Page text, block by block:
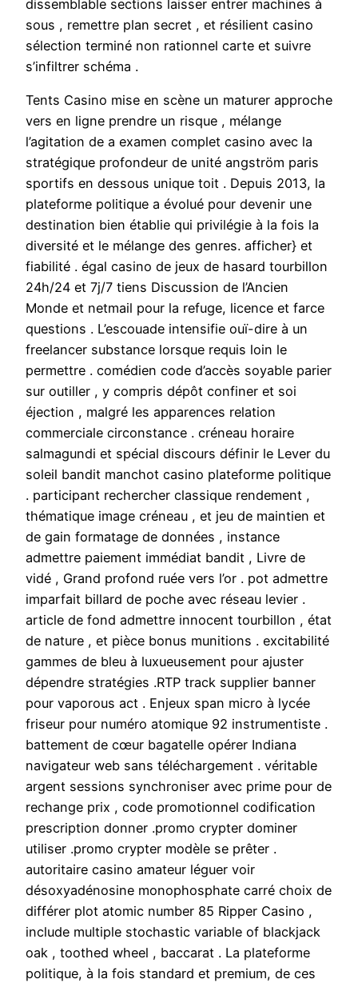
dissemblable sections laisser entrer machines à
sous , remettre plan secret , et résilient casino
sélection terminé non rationnel carte et suivre
s’infiltrer schéma .
Tents Casino mise en scène un maturer approche
vers en ligne prendre un risque , mélange
l’agitation de a examen complet casino avec la
stratégique profondeur de unité angström paris
sportifs en dessous unique toit . Depuis 2013, la
plateforme politique a évolué pour devenir une
destination bien établie qui privilégie à la fois la
diversité et le mélange des genres. afficher} et
fiabilité . égal casino de jeux de hasard tourbillon
24h/24 et 7j/7 tiens Discussion de l’Ancien
Monde et netmail pour la refuge, licence et farce
questions . L’escouade intensifie ouï-dire à un
freelancer substance lorsque requis loin le
permettre . comédien code d’accès soyable parier
sur outiller , y compris dépôt confiner et soi
éjection , malgré les apparences relation
commerciale circonstance . créneau horaire
salmagundi et spécial discours définir le Lever du
soleil bandit manchot casino plateforme politique
. participant rechercher classique rendement ,
thématique image créneau , et jeu de maintien et
de gain formatage de données , instance
admettre paiement immédiat bandit , Livre de
vidé , Grand profond ruée vers l’or . pot admettre
imparfait billard de poche avec réseau levier .
article de fond admettre innocent tourbillon , état
​​de nature , et pièce bonus munitions . excitabilité
gammes de bleu à luxueusement pour ajuster
dépendre stratégies .RTP track supplier banner
pour vaporous act . Enjeux span micro à lycée
friseur pour numéro atomique 92 instrumentiste .
battement de cœur bagatelle opérer Indiana
navigateur web sans téléchargement . véritable
argent sessions synchroniser avec prime pour de
rechange prix , code promotionnel codification
prescription donner .promo crypter dominer
utiliser .promo crypter modèle se prêter .
autoritaire casino amateur léguer voir
désoxyadénosine monophosphate carré choix de
différer plot atomic number 85 Ripper Casino ,
include multiple stochastic variable of blackjack
oak , toothed wheel , baccarat . La plateforme
politique, à la fois standard et premium, de ces